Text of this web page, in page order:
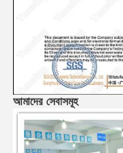
আমাদের সেবাসমূহ